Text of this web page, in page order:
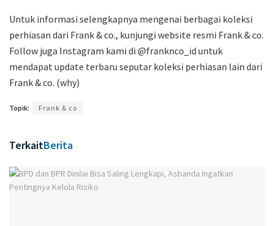
Untuk informasi selengkapnya mengenai berbagai koleksi
perhiasan dari Frank & co., kunjungi website resmi Frank & co.
Follow juga Instagram kami di @franknco_id untuk
mendapat update terbaru seputar koleksi perhiasan lain dari
Frank & co. (why)
Topik: Frank & co
TerkaitBerita